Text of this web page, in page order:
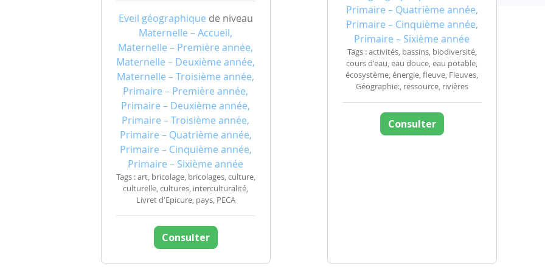
Eveil géographique de niveau
Maternelle – Accueil,
Maternelle – Première année,
Maternelle – Deuxième année,
Maternelle – Troisième année,
Primaire – Première année,
Primaire – Deuxième année,
Primaire – Troisième année,
Primaire – Quatrième année,
Primaire – Cinquième année,
Primaire – Sixième année
Tags : art, bricolage, bricolages, culture,
culturelle, cultures, interculturalité,
Livret d'Epicure, pays, PECA
Consulter
Primaire – Quatrième année,
Primaire – Cinquième année,
Primaire – Sixième année
Tags : activités, bassins, biodiversité,
cours d'eau, eau douce, eau potable,
écosystème, énergie, fleuve, Fleuves,
Géographie:, ressource, rivières
Consulter